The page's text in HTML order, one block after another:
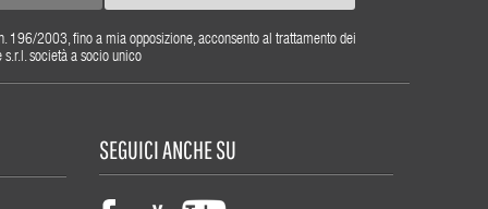
196/2003, fino a mia opposizione, acconsento al trattamento dei
società a socio unico
SEGUICI ANCHE SU